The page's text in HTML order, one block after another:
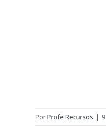
PorProfe Recursos |